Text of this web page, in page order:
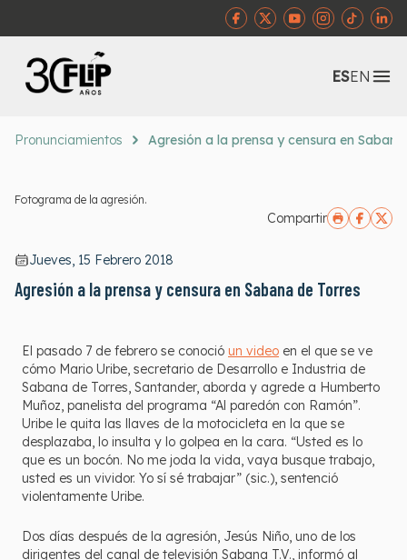
ESEN
Pronunciamientos Agresión a la prensa y censura en
Fotograma de la agresión.
Compartir
Jueves, 15 Febrero 2018
Agresión a la prensa y censura en Sabana de Torres
El pasado 7 de febrero se conoció un video en el que se ve
cómo Mario Uribe, secretario de Desarrollo e Industria de
Sabana de Torres, Santander, aborda y agrede a Humberto
Muñoz, panelista del programa “Al paredón con Ramón”.
Uribe le quita las llaves de la motocicleta en la que se
desplazaba, lo insulta y lo golpea en la cara. “Usted es lo
que es un bocón. No me joda la vida, vaya busque trabajo,
usted es un vividor. Yo sí sé trabajar” (sic.), sentenció
violentamente Uribe.
Dos días después de la agresión, Jesús Niño, uno de los
dirigentes del canal de televisión Sabana T.V., informó al